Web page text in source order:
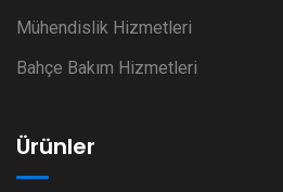
Mühendislik Hizmetleri
Bahçe Bakım Hizmetleri
Ürünler